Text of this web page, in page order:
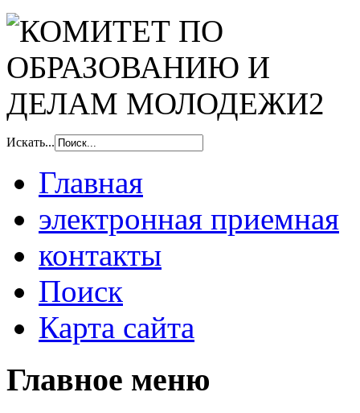
Искать...
Главная
электронная приемная
контакты
Поиск
Карта сайта
Главное меню